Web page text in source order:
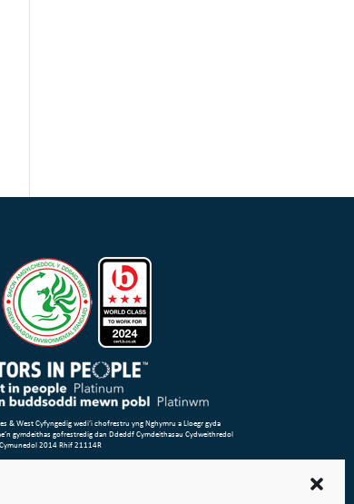
& West Cyfyngedig wedi’i chofrestru yng Nghymru a Lloegr gyda
gymdeithas gofrestredig dan Ddeddf Cymdeithasau Cydweithredol
2014 Rhif 21114R